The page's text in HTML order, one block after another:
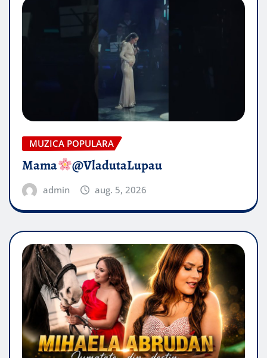
MUZICA POPULARA
Mama @VladutaLupau
admin aug. 5, 2026